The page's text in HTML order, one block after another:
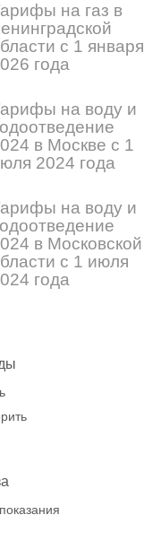
на газ в
с 1 января
года
на воду и
в Москве с 1
2024 года
на воду и
в Московской
с 1 июля
года